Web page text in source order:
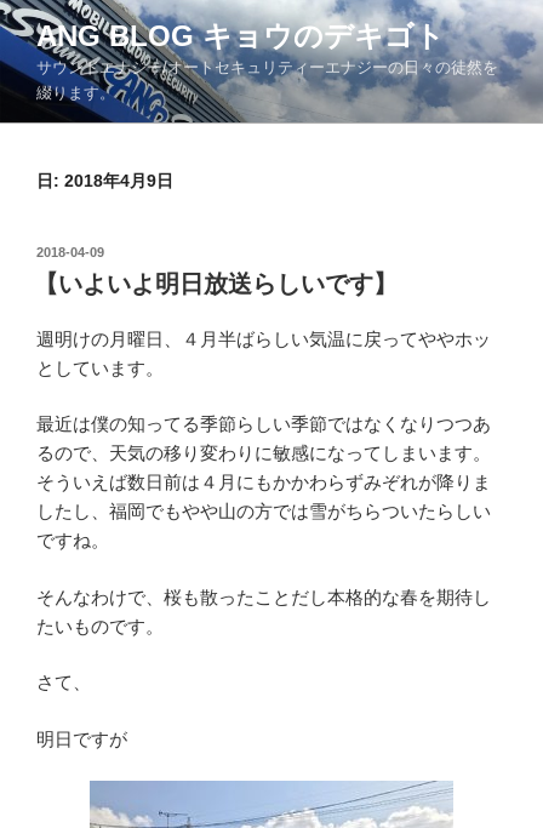
コ
ン
テ
ツ
ANG BLOG キョウのデキゴト
サウンドエナジー/オートセキュリティーエナジーの日々の徒然を
綴ります。
日: 2018年4月9日
投
稿
日:
2018-04-09
【いよいよ明日放送らしいです】
週明けの月曜日、４月半ばらしい気温に戻ってややホッ
としています。
最近は僕の知ってる季節らしい季節ではなくなりつつあ
るので、天気の移り変わりに敏感になってしまいます。
そういえば数日前は４月にもかかわらずみぞれが降りま
したし、福岡でもやや山の方では雪がちらついたらしい
ですね。
そんなわけで、桜も散ったことだし本格的な春を期待し
たいものです。
さて、
明日ですが